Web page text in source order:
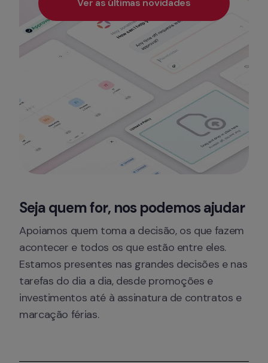
Ver as últimas novidades
Seja quem for, nos podemos ajudar
Apoiamos quem toma a decisão, os que fazem
acontecer e todos os que estão entre eles.
Estamos presentes nas grandes decisões e nas
tarefas do dia a dia, desde promoções e
investimentos até à assinatura de contratos e
marcação férias.